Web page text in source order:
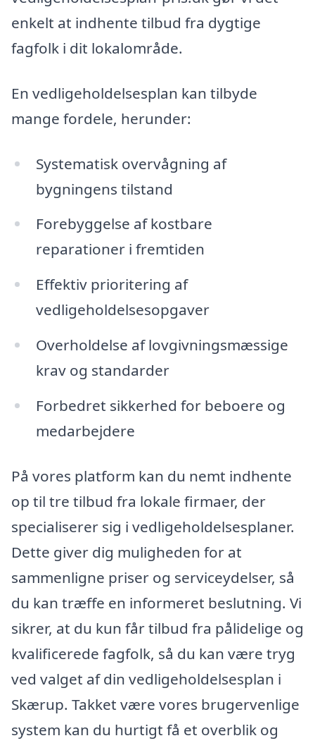
enkelt at indhente tilbud fra dygtige
fagfolk i dit lokalområde.
En vedligeholdelsesplan kan tilbyde
mange fordele, herunder:
Systematisk overvågning af
bygningens tilstand
Forebyggelse af kostbare
reparationer i fremtiden
Effektiv prioritering af
vedligeholdelsesopgaver
Overholdelse af lovgivningsmæssige
krav og standarder
Forbedret sikkerhed for beboere og
medarbejdere
På vores platform kan du nemt indhente
op til tre tilbud fra lokale firmaer, der
specialiserer sig i vedligeholdelsesplaner.
Dette giver dig muligheden for at
sammenligne priser og serviceydelser, så
du kan træffe en informeret beslutning. Vi
sikrer, at du kun får tilbud fra pålidelige og
kvalificerede fagfolk, så du kan være tryg
ved valget af din vedligeholdelsesplan i
Skærup. Takket være vores brugervenlige
system kan du hurtigt få et overblik og